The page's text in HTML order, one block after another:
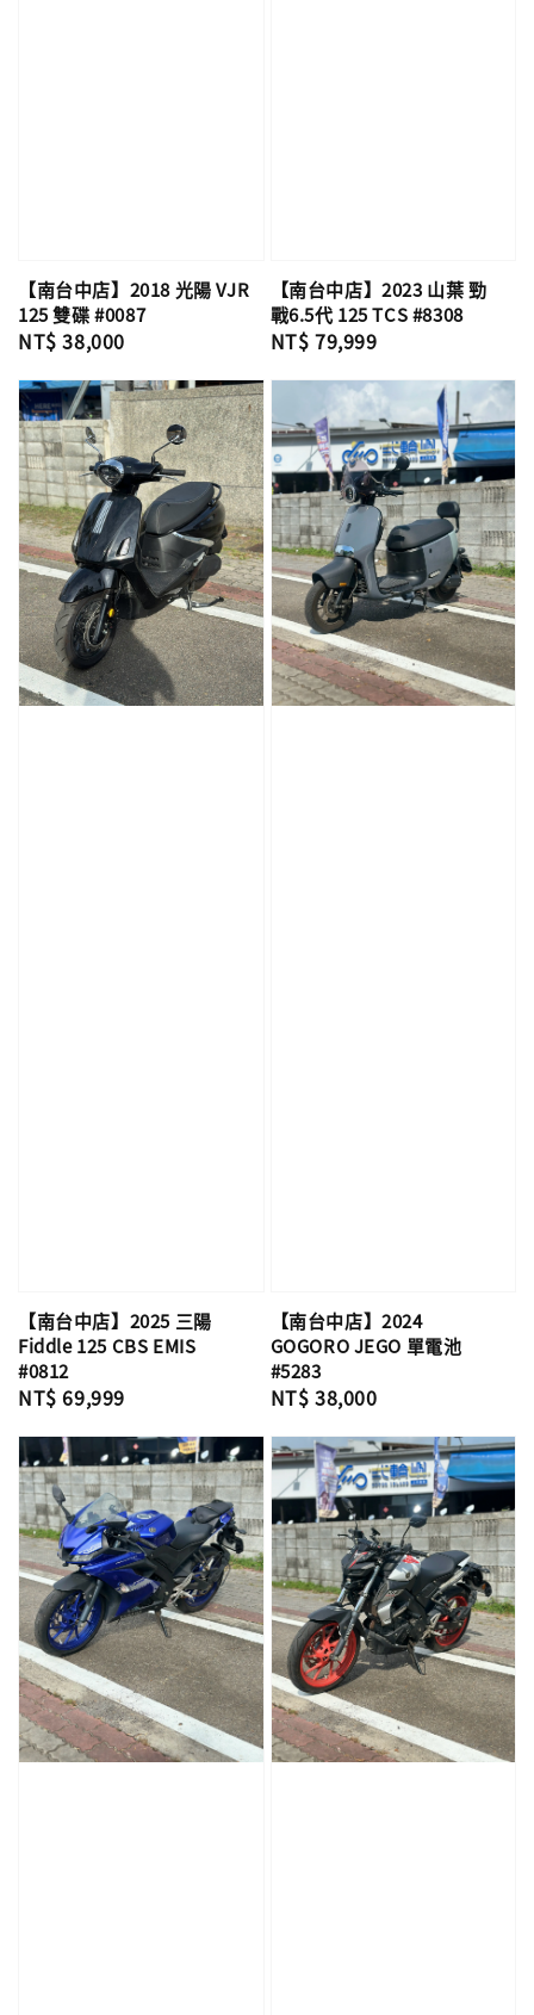
【南台中店】2018 光陽 VJR
125 雙碟 #0087
Regular
NT$ 38,000
【南台中店】2023 山葉 勁
戰6.5代 125 TCS #8308
Regular
NT$ 79,999
【南台中店】2025 三陽
Fiddle 125 CBS EMIS
#0812
Regular
NT$ 69,999
【南台中店】2024
GOGORO JEGO 單電池
#5283
Regular
NT$ 38,000